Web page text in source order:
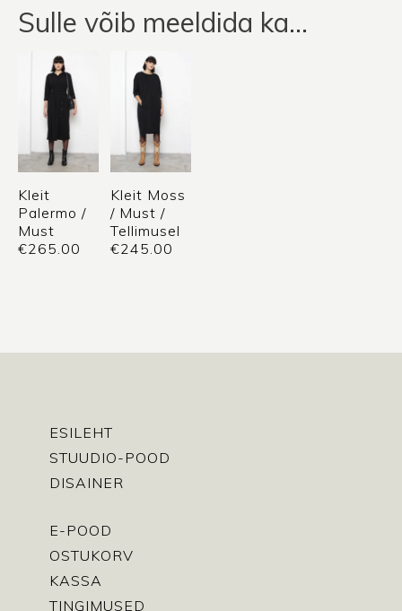
Sulle võib meeldida ka…
Kleit
Palermo /
Must
€265.00
Kleit Moss
/ Must /
Tellimusel
€245.00
ESILEHT
STUUDIO-POOD
DISAINER
E-POOD
OSTUKORV
KASSA
TINGIMUSED